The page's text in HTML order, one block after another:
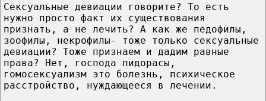
Сексуальные девиации говорите? То есть
нужно просто факт их существования
признать, а не лечить? А как же педофилы,
зоофилы, некрофилы- тоже только сексуальные
девиации? Тоже признаем и дадим равные
права? Нет, господа пидорасы,
гомосексуализм это болезнь, психическое
расстройство, нуждающееся в лечении.